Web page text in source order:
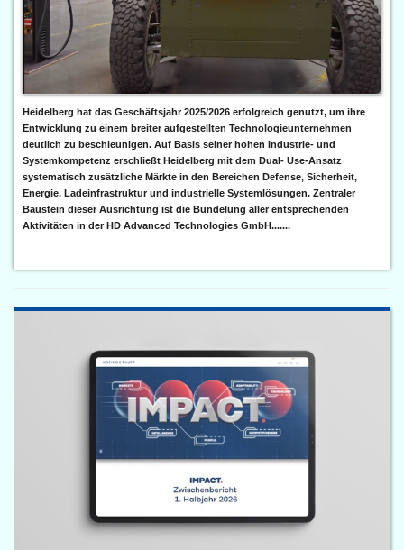
Heidelberg hat das Geschäftsjahr 2025/2026 erfolgreich genutzt, um ihre
Entwicklung zu einem breiter aufgestellten Technologieunternehmen
deutlich zu beschleunigen. Auf Basis seiner hohen Industrie- und
Systemkompetenz erschließt Heidelberg mit dem Dual- Use-Ansatz
systematisch zusätzliche Märkte in den Bereichen Defense, Sicherheit,
Energie, Ladeinfrastruktur und industrielle Systemlösungen. Zentraler
Baustein dieser Ausrichtung ist die Bündelung aller entsprechenden
Aktivitäten in der HD Advanced Technologies GmbH.......